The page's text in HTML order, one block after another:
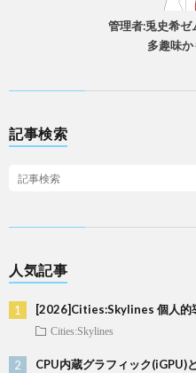
管理者:兎史希
多趣味
記事検索
人気記事
[2026]Cities:Skylines 個人的
Cities:Skylines
CPU内蔵グラフィック(iGPU)